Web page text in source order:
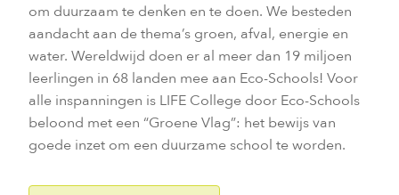
om duurzaam te denken en te doen. We besteden
aandacht aan de thema’s groen, afval, energie en
water. Wereldwijd doen er al meer dan 19 miljoen
leerlingen in 68 landen mee aan Eco-Schools! Voor
alle inspanningen is LIFE College door Eco-Schools
beloond met een “Groene Vlag”: het bewijs van
goede inzet om een duurzame school te worden.